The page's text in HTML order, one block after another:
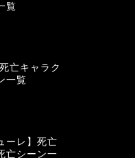
覧
亡キャラク
一覧
ーレ】死亡
亡シーン一